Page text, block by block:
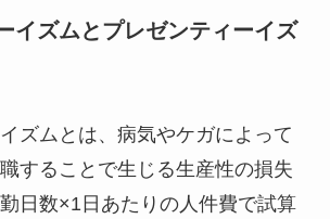
イズムとプレゼンティーイズ
ズムとは、病気やケガによって
することで生じる生産性の損失
日数×1日あたりの人件費で試算